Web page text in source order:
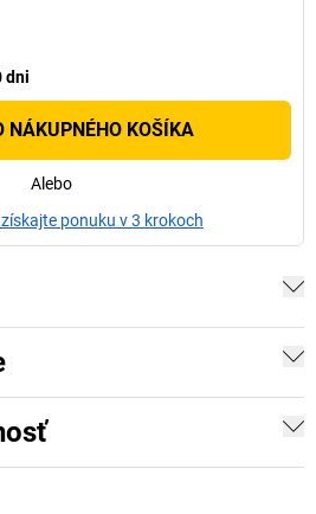
dni
NÁKUPNÉHO KOŠÍKA
Alebo
ponuku v 3 krokoch